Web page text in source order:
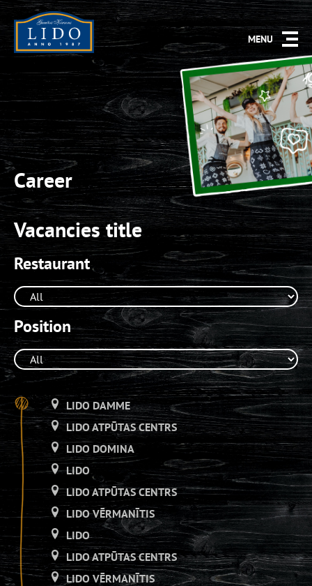
MENU
Career
Vacancies title
Restaurant
Position
LIDO DAMME
LIDO ATPŪTAS CENTRS
LIDO DOMINA
LIDO
LIDO ATPŪTAS CENTRS
LIDO VĒRMANĪTIS
LIDO
LIDO ATPŪTAS CENTRS
LIDO VĒRMANĪTIS